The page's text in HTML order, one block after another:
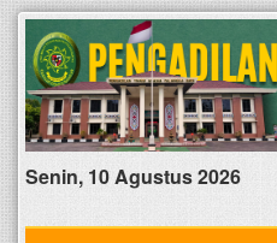
Senin, 10 Agustus 2026